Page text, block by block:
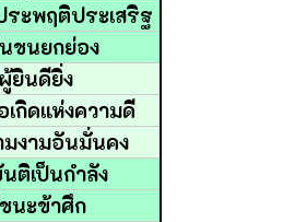
ะพฤติประเสริฐ
ชนยกย่อง
ผู้ยินดียิ่ง
เกิดแห่งความดี
งามอันมั่นคง
ติเป็นกำลัง
นะข้าศึก